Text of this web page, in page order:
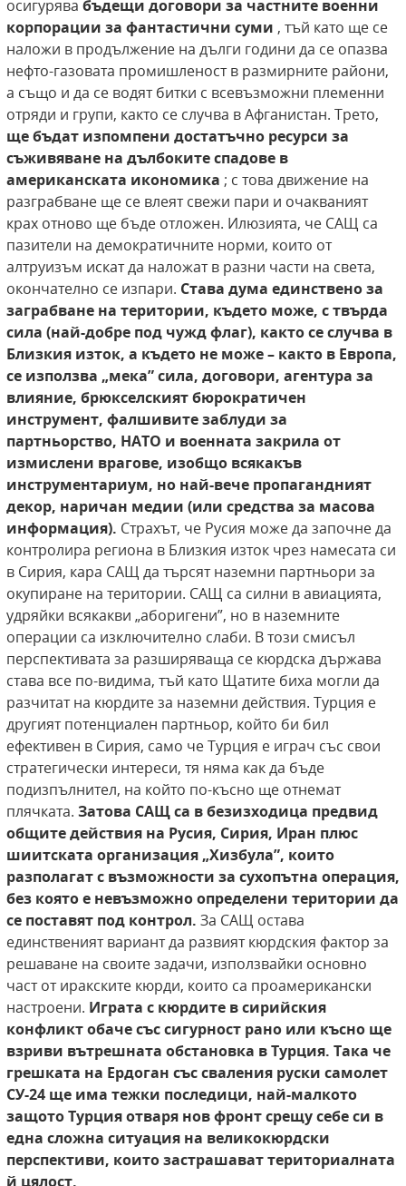
осигурява бъдещи договори за частните военни
корпорации за фантастични суми , тъй като ще се
наложи в продължение на дълги години да се опазва
нефто-газовата промишленост в размирните райони,
а също и да се водят битки с всевъзможни племенни
отряди и групи, както се случва в Афганистан. Трето,
ще бъдат изпомпени достатъчно ресурси за
съживяване на дълбоките спадове в
американската икономика ; с това движение на
разграбване ще се влеят свежи пари и очакваният
крах отново ще бъде отложен. Илюзията, че САЩ са
пазители на демократичните норми, които от
алтруизъм искат да наложат в разни части на света,
окончателно се изпари. Става дума единствено за
заграбване на територии, където може, с твърда
сила (най-добре под чужд флаг), както се случва в
Близкия изток, а където не може – както в Европа,
се използва „мека” сила, договори, агентура за
влияние, брюкселският бюрократичен
инструмент, фалшивите заблуди за
партньорство, НАТО и военната закрила от
измислени врагове, изобщо всякакъв
инструментариум, но най-вече пропагандният
декор, наричан медии (или средства за масова
информация). Страхът, че Русия може да започне да
контролира региона в Близкия изток чрез намесата си
в Сирия, кара САЩ да търсят наземни партньори за
окупиране на територии. САЩ са силни в авиацията,
удряйки всякакви „аборигени”, но в наземните
операции са изключително слаби. В този смисъл
перспективата за разширяваща се кюрдска държава
става все по-видима, тъй като Щатите биха могли да
разчитат на кюрдите за наземни действия. Турция е
другият потенциален партньор, който би бил
ефективен в Сирия, само че Турция е играч със свои
стратегически интереси, тя няма как да бъде
подизпълнител, на който по-късно ще отнемат
плячката. Затова САЩ са в безизходица предвид
общите действия на Русия, Сирия, Иран плюс
шиитската организация „Хизбула”, които
разполагат с възможности за сухопътна операция,
без която е невъзможно определени територии да
се поставят под контрол. За САЩ остава
единственият вариант да развият кюрдския фактор за
решаване на своите задачи, използвайки основно
част от иракските кюрди, които са проамерикански
настроени. Играта с кюрдите в сирийския
конфликт обаче със сигурност рано или късно ще
взриви вътрешната обстановка в Турция. Така че
грешката на Ердоган със сваления руски самолет
СУ-24 ще има тежки последици, най-малкото
защото Турция отваря нов фронт срещу себе си в
една сложна ситуация на великокюрдски
перспективи, които застрашават териториалната
й цялост.